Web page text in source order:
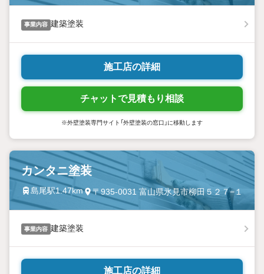
事業内容 建築塗装
施工店の詳細
チャットで見積もり相談
※外壁塗装専門サイト「外壁塗装の窓口」に移動します
カンタニ塗装
島尾駅1.47km 〒935-0031 富山県氷見市柳田５２７−１
事業内容 建築塗装
施工店の詳細